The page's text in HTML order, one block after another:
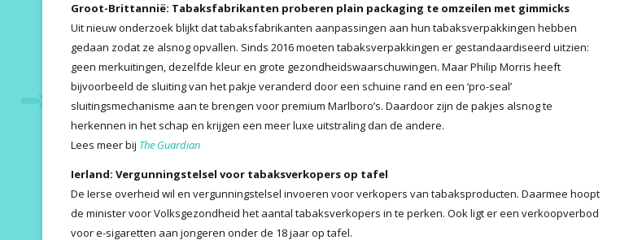
Groot-Brittannië: Tabaksfabrikanten proberen plain packaging te omzeilen met gimmicks
Uit nieuw onderzoek blijkt dat tabaksfabrikanten aanpassingen aan hun tabaksverpakkingen hebben
gedaan zodat ze alsnog opvallen. Sinds 2016 moeten tabaksverpakkingen er gestandaardiseerd uitzien:
geen merkuitingen, dezelfde kleur en grote gezondheidswaarschuwingen. Maar Philip Morris heeft
bijvoorbeeld de sluiting van het pakje veranderd door een schuine rand en een ‘pro-seal’
sluitingsmechanisme aan te brengen voor premium Marlboro’s. Daardoor zijn de pakjes alsnog te
herkennen in het schap en krijgen een meer luxe uitstraling dan de andere.
Lees meer bij The Guardian
Ierland: Vergunningstelsel voor tabaksverkopers op tafel
De Ierse overheid wil en vergunningstelsel invoeren voor verkopers van tabaksproducten. Daarmee hoopt
de minister voor Volksgezondheid het aantal tabaksverkopers in te perken. Ook ligt er een verkoopverbod
voor e-sigaretten aan jongeren onder de 18 jaar op tafel.